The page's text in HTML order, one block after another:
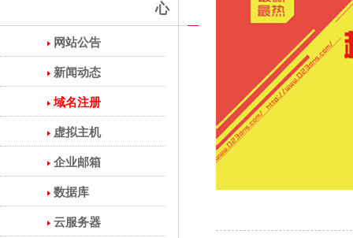
心
网站公告
新闻动态
域名注册
虚拟主机
企业邮箱
数据库
云服务器